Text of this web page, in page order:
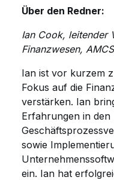
Über den Redner:
Ian Cook, leitender
Finanzwesen,
Ian ist vor kurzem
Fokus auf die
verstärken. Ian
Erfahrungen in den
sowie
ein. Ian hat